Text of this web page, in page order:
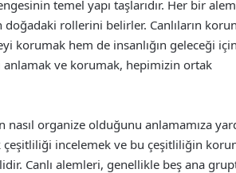
temel yapı taşlarıdır. Her bir
rollerini belirler. Canlıların
korumak hem de insanlığın geleceği
ve korumak, hepimizin ortak
organize olduğunu anlamamıza
çeşitliliği incelemek ve bu çeşitliliğin
Canlı alemleri, genellikle beş ana